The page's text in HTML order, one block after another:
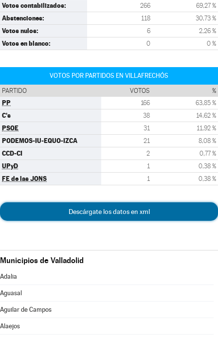
Votos contabilizados: 266 69,27 %
Abstenciones: 118 30,73 %
Votos nulos: 6 2,26 %
Votos en blanco: 0 0 %
VOTOS POR PARTIDOS EN VILLAFRECHÓS
PARTIDO VOTOS %
PP 166 63,85 %
C's 38 14,62 %
PSOE 31 11,92 %
PODEMOS-IU-EQUO-IZCA 21 8,08 %
CCD-CI 2 0,77 %
UPyD 1 0,38 %
FE de las JONS 1 0,38 %
Descárgate los datos en xml
Municipios de Valladolid
Adalia
Aguasal
Aguilar de Campos
Alaejos